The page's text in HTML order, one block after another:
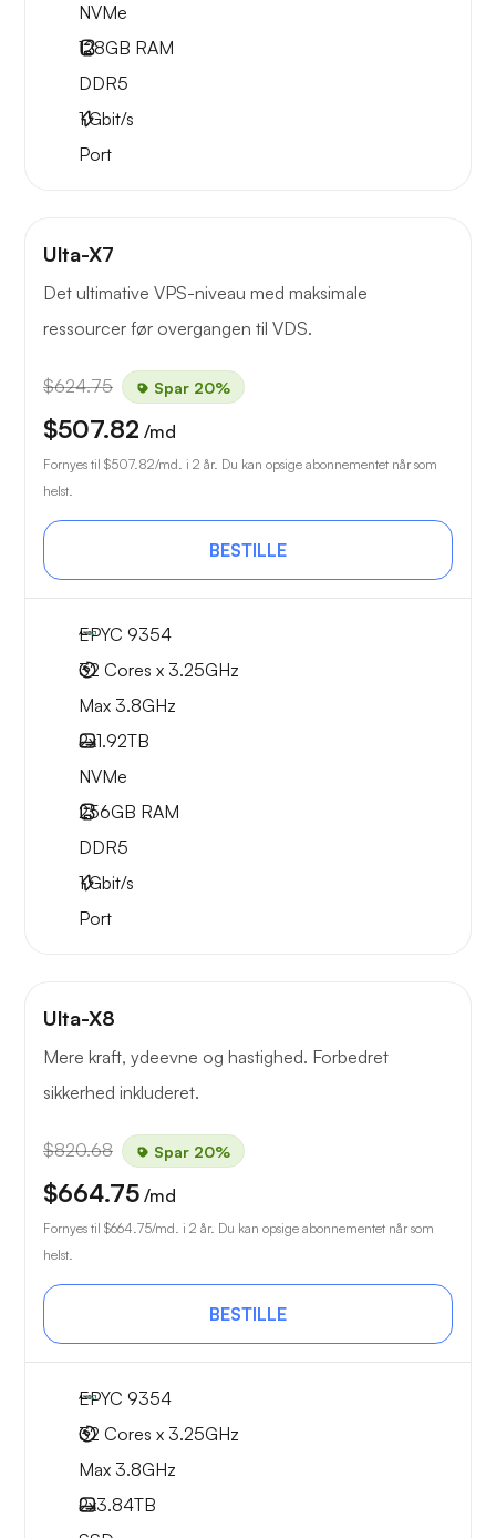
NVMe
128GB RAM
DDR5
1Gbit/s
Port
Ulta-X7
Det ultimative VPS-niveau med maksimale
ressourcer før overgangen til VDS.
$624.75 Spar 20%
$507.82 /md
Fornyes til $507.82/md. i 2 år. Du kan opsige abonnementet når som
helst.
BESTILLE
EPYC 9354
32 Cores x 3.25GHz
Max 3.8GHz
2x1.92TB
NVMe
256GB RAM
DDR5
1Gbit/s
Port
Ulta-X8
Mere kraft, ydeevne og hastighed. Forbedret
sikkerhed inkluderet.
$820.68 Spar 20%
$664.75 /md
Fornyes til $664.75/md. i 2 år. Du kan opsige abonnementet når som
helst.
BESTILLE
EPYC 9354
32 Cores x 3.25GHz
Max 3.8GHz
2x3.84TB